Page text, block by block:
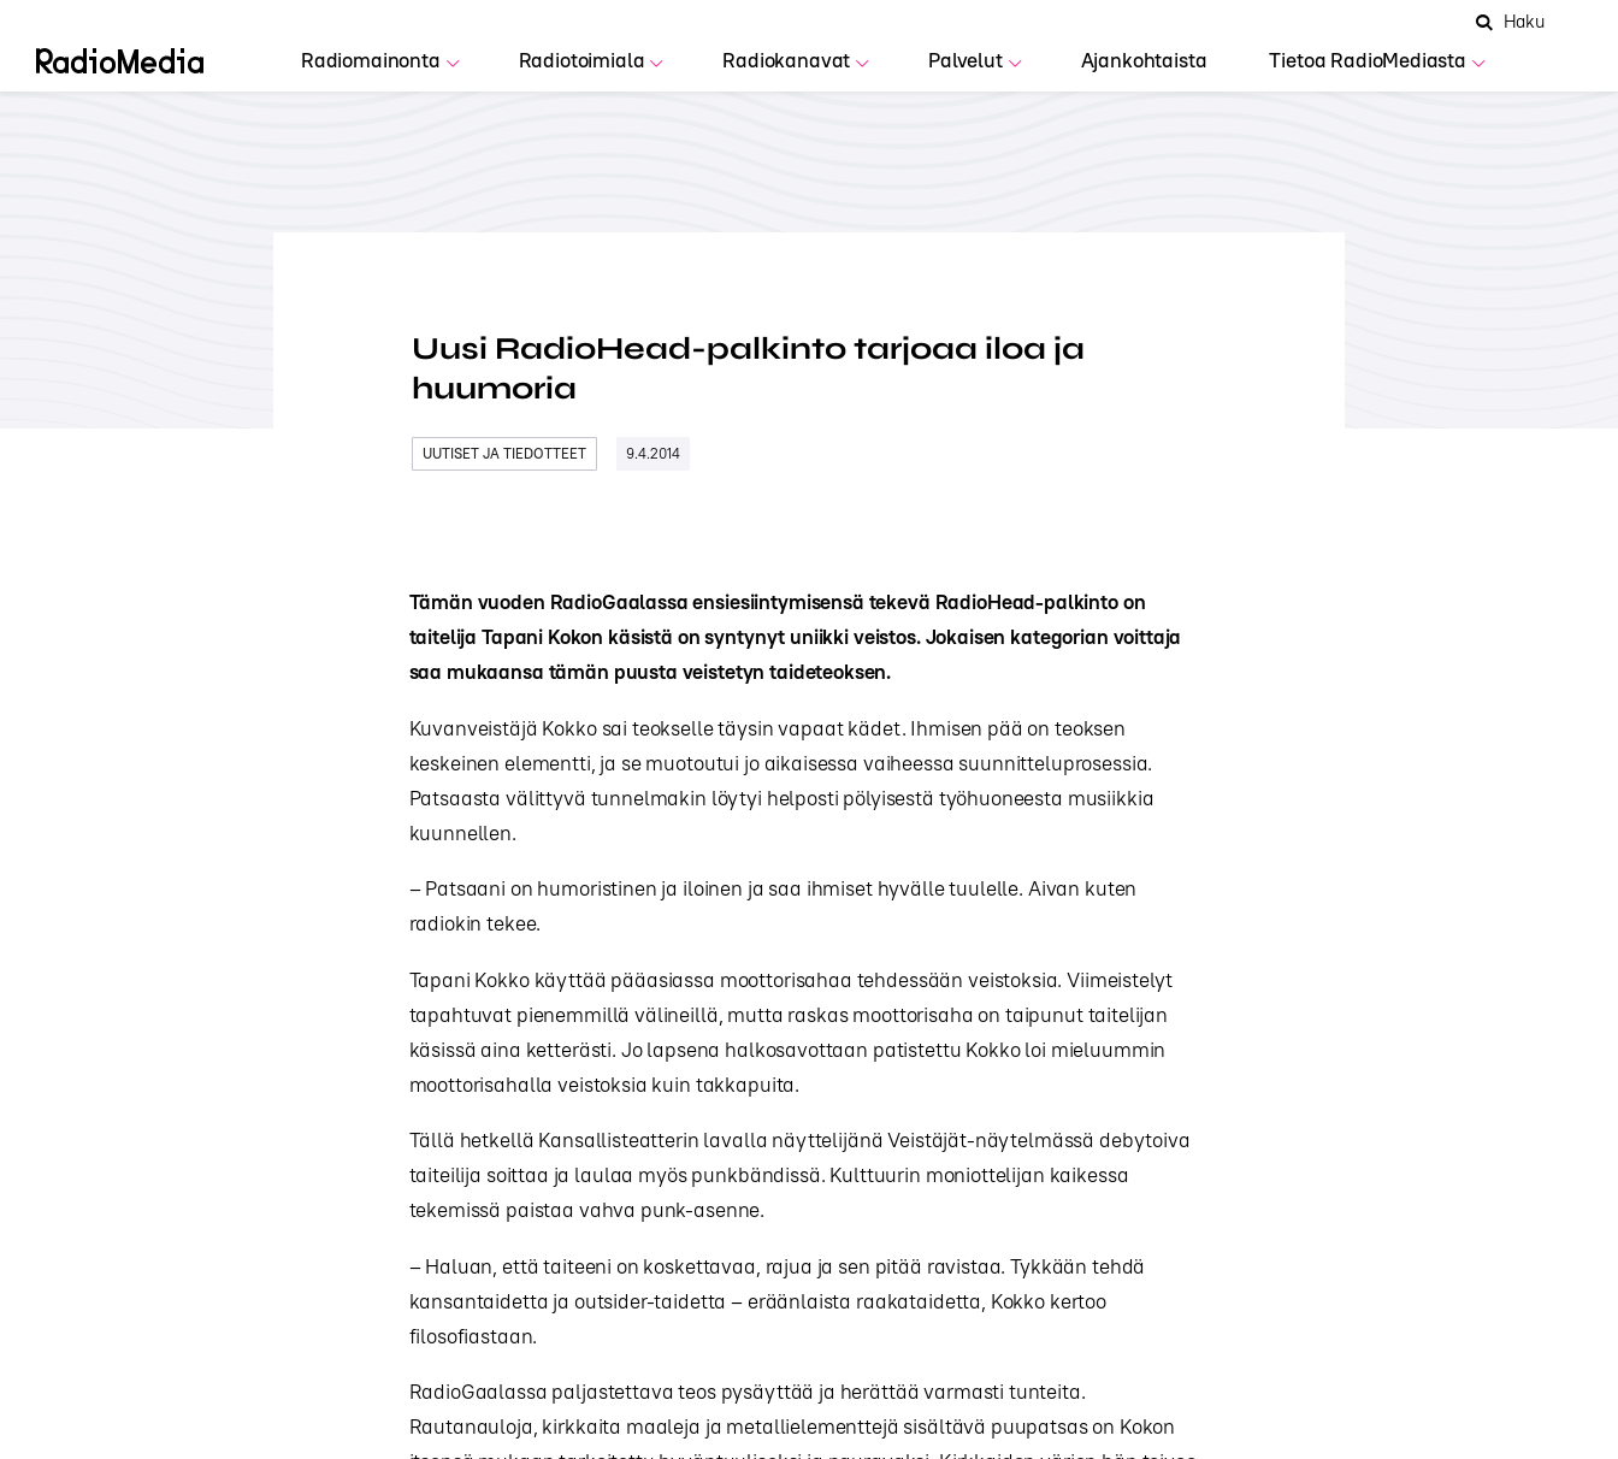
Radiomainonta Radiotoimiala Radiokanavat Palvelut Ajankohtaista Tietoa RadioMediasta
AvaaHaku
Hae
Uusi RadioHead-palkinto tarjoaa iloa ja
huumoria
UUTISET JA TIEDOTTEET 9.4.2014
Tämän vuoden RadioGaalassa ensiesiintymisensä tekevä RadioHead-palkinto on
taitelija Tapani Kokon käsistä on syntynyt uniikki veistos. Jokaisen kategorian voittaja
saa mukaansa tämän puusta veistetyn taideteoksen.
Kuvanveistäjä Kokko sai teokselle täysin vapaat kädet. Ihmisen pää on teoksen
keskeinen elementti, ja se muotoutui jo aikaisessa vaiheessa suunnitteluprosessia.
Patsaasta välittyvä tunnelmakin löytyi helposti pölyisestä työhuoneesta musiikkia
kuunnellen.
– Patsaani on humoristinen ja iloinen ja saa ihmiset hyvälle tuulelle. Aivan kuten
radiokin tekee.
Tapani Kokko käyttää pääasiassa moottorisahaa tehdessään veistoksia. Viimeistelyt
tapahtuvat pienemmillä välineillä, mutta raskas moottorisaha on taipunut taitelijan
käsissä aina ketterästi. Jo lapsena halkosavottaan patistettu Kokko loi mieluummin
moottorisahalla veistoksia kuin takkapuita.
Tällä hetkellä Kansallisteatterin lavalla näyttelijänä Veistäjät-näytelmässä debytoiva
taiteilija soittaa ja laulaa myös punkbändissä. Kulttuurin moniottelijan kaikessa
tekemissä paistaa vahva punk-asenne.
– Haluan, että taiteeni on koskettavaa, rajua ja sen pitää ravistaa. Tykkään tehdä
kansantaidetta ja outsider-taidetta – eräänlaista raakataidetta, Kokko kertoo
filosofiastaan.
RadioGaalassa paljastettava teos pysäyttää ja herättää varmasti tunteita.
Rautanauloja, kirkkaita maaleja ja metallielementtejä sisältävä puupatsas on Kokon